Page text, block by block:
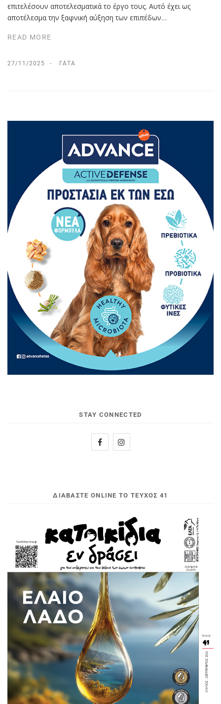
επιτελέσουν αποτελεσματικά το έργο τους. Αυτό έχει ως
αποτέλεσμα την ξαφνική αύξηση των επιπέδων…
READ MORE
27/11/2025 ΓΆΤΑ
STAY CONNECTED
ΔΙΑΒΆΣΤΕ ONLINE ΤΟ ΤΕΎΧΟΣ 41